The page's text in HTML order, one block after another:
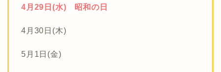
4月29日(水) 昭和の日
4月30日(木)
5月1日(金)